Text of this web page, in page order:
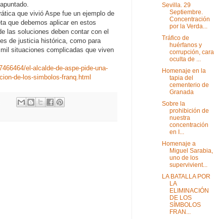
que vivió Aspe fue un ejemplo de
que debemos aplicar en estos
las soluciones deben contar con el
de justicia histórica, como para
situaciones complicadas que viven
el-alcalde-de-aspe-pide-una-
de-los-simbolos-franq.html
Sevilla. 29
Septiembre.
Concentración
por la Verda...
Tráfico de
huérfanos y
corrupción, cara
oculta de ...
Homenaje en la
tapia del
cementerio de
Granada
Sobre la
prohibición de
nuestra
concentración
en I...
Homenaje a
Miguel Sarabia,
uno de los
supervivient...
LA BATALLA POR
LA
ELIMINACIÓN
DE LOS
SÍMBOLOS
FRAN...